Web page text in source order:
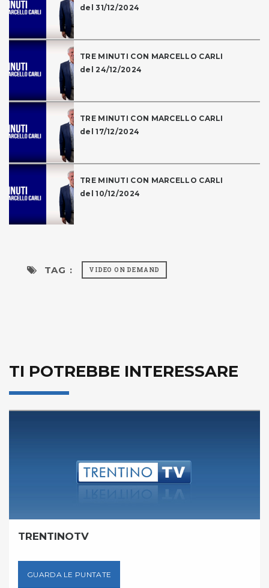
del 31/12/2024
TRE MINUTI CON MARCELLO CARLI
del 24/12/2024
TRE MINUTI CON MARCELLO CARLI
del 17/12/2024
TRE MINUTI CON MARCELLO CARLI
del 10/12/2024
TAG : VIDEO ON DEMAND
TI POTREBBE INTERESSARE
TRENTINOTV
GUARDA LE PUNTATE